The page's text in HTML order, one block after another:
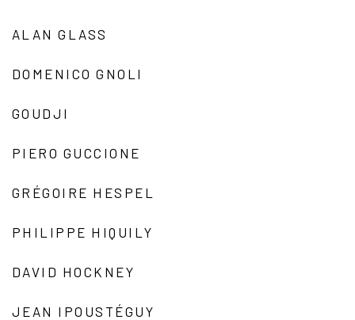
ALAN GLASS
DOMENICO GNOLI
GOUDJI
PIERO GUCCIONE
GRÉGOIRE HESPEL
PHILIPPE HIQUILY
DAVID HOCKNEY
JEAN IPOUSTÉGUY